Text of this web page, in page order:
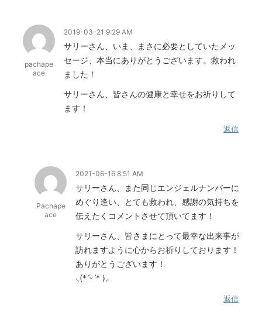
pachape
ace
2019-03-21 9:29 AM
サリーさん、いま、まさに必要としていたメッ
セージ、本当にありがとうございます。救われ
ました！
サリーさん、皆さんの健康と幸せをお祈りして
ます！
返信
Pachape
ace
2021-06-16 8:51 AM
サリーさん、また同じエンジェルナンバーに
めぐり逢い、とても救われ、感謝の気持ちを
伝えたくコメントさせて頂いてます！
サリーさん、皆さまにとって最幸な出来事が
訪れますように心からお祈りしております！
ありがとうございます！
‪⸜(*ˊᵕˋ* )⸝‬
返信